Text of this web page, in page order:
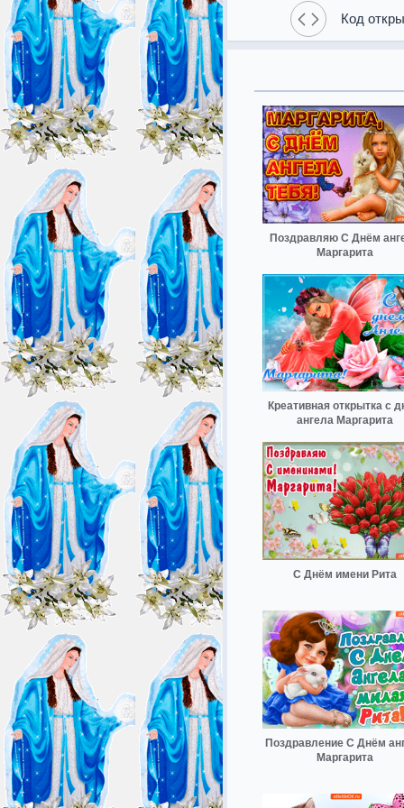
Код
Поздравляю С Днём
Маргарита
Креативная открытка с
ангела Маргарита
С Днём имени Рита
Поздравление С Днём
Маргарита